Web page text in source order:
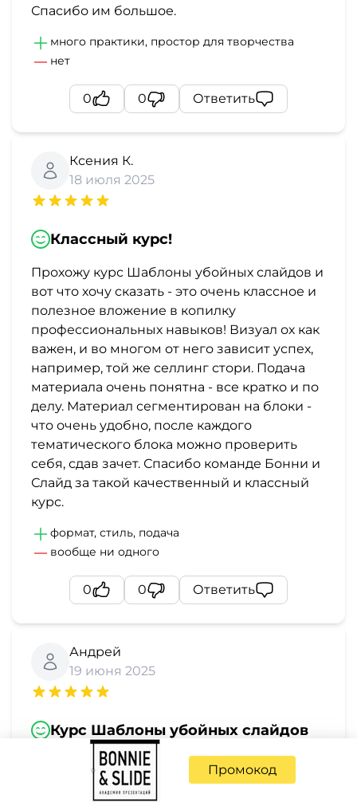
Спасибо им большое.
много практики, простор для творчества
нет
0 0 Ответить
Ксения К.
18 июля 2025
Классный курс!
Прохожу курс Шаблоны убойных слайдов и
вот что хочу сказать - это очень классное и
полезное вложение в копилку
профессиональных навыков! Визуал ох как
важен, и во многом от него зависит успех,
например, той же селлинг стори. Подача
материала очень понятна - все кратко и по
делу. Материал сегментирован на блоки -
что очень удобно, после каждого
тематического блока можно проверить
себя, сдав зачет. Спасибо команде Бонни и
Слайд за такой качественный и классный
курс.
формат, стиль, подача
вообще ни одного
0 0 Ответить
Андрей
19 июня 2025
Курс Шаблоны убойных слайдов
Удобный формат видео-лекций с
возможностью учиться в любое удобно
Промокод